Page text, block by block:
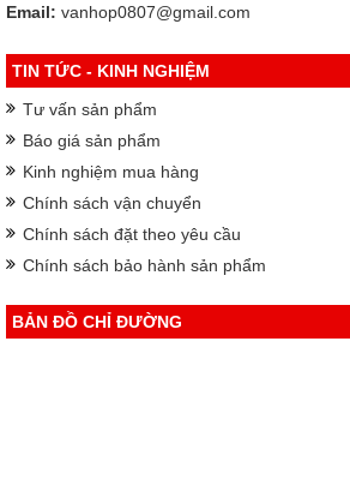
Email: vanhop0807@gmail.com
TIN TỨC - KINH NGHIỆM
Tư vấn sản phẩm
Báo giá sản phẩm
Kinh nghiệm mua hàng
Chính sách vận chuyển
Chính sách đặt theo yêu cầu
Chính sách bảo hành sản phẩm
BẢN ĐỒ CHỈ ĐƯỜNG